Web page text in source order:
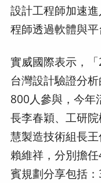
設計工程師加速
程師透過軟體與平
實威國際表示，
台灣設計驗證分
800人參與，今年
長李春穎、工研
慧製造技術組長
賴維祥，分別擔
賓規劃分享包括